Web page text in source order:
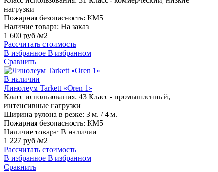
нагрузки
Пожарная безопасность: КМ5
Наличие товара: На заказ
1 600 руб./м2
Рассчитать стоимость
В избранное В избранном
Сравнить
В наличии
Линолеум Tarkett «Oren 1»
Класс использования: 43 Класс - промышленный,
интенсивные нагрузки
Ширина рулона в резке: 3 м. / 4 м.
Пожарная безопасность: КМ5
Наличие товара: В наличии
1 227 руб./м2
Рассчитать стоимость
В избранное В избранном
Сравнить